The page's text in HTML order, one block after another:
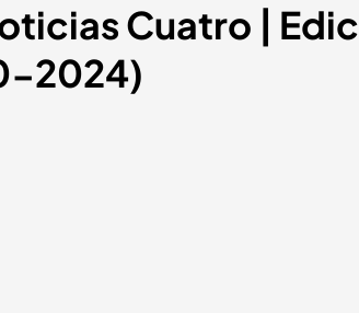
Cuatro |
2024)